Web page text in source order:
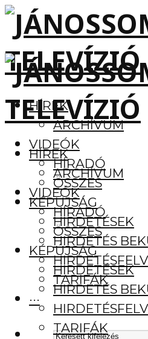
HÍREK
ARCHÍVUM
VIDEÓK
HÍRADÓ
ÖSSZES
KÉPÚJSÁG
HIRDETÉSEK
HIRDETÉS
TARIFÁK
···
HÍREK
ARCHÍVUM
VIDEÓK
HÍRADÓ
ÖSSZES
KÉPÚJSÁG
HIRDETÉSEK
HIRDETÉS
TARIFÁK